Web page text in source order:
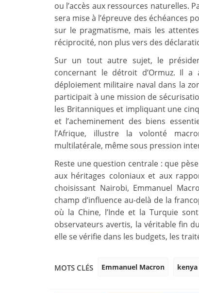
ou l’accès aux ressources naturelles.
sera mise à l’épreuve des échéances
sur le pragmatisme, mais les
réciprocité, non plus vers des
Sur un tout autre sujet, le
concernant le détroit d’Ormuz. Il a
déploiement militaire naval dans la
participait à une mission de
les Britanniques et impliquant une
et l’acheminement des biens
l’Afrique, illustre la volonté
multilatérale, même sous pression
Reste une question centrale : que
aux héritages coloniaux et aux
choisissant Nairobi, Emmanuel
champ d’influence au-delà de la
où la Chine, l’Inde et la Turquie
observateurs avertis, la véritable fin
elle se vérifie dans les budgets, les
MOTS CLÉS Emmanuel Macron kenya